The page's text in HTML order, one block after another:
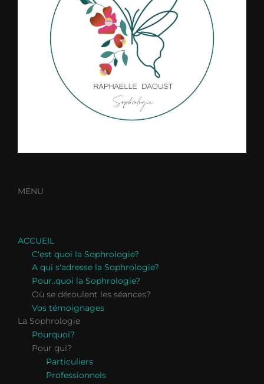
MENU
ACCUEIL
C'est quoi la Sophrologie?
A qui s'adresse la Sophrologie?
Pour..quoi la Sophrologie?
Où se déroulent les séances?
Vos témoignages
La Sophrologie
Pourquoi?
Pour qui?
Particuliers
Professionnels